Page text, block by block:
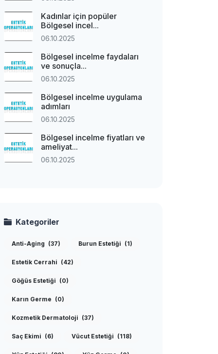
Kadınlar için popüler
Bölgesel incel...
06.10.2025
Bölgesel incelme faydaları
ve sonuçla...
06.10.2025
Bölgesel incelme uygulama
adımları
06.10.2025
Bölgesel incelme fiyatları ve
ameliyat...
06.10.2025
Kategoriler
Anti-Aging (37) Burun Estetiği (1)
Estetik Cerrahi (42)
Göğüs Estetiği (0)
Karın Germe (0)
Kozmetik Dermatoloji (37)
Saç Ekimi (6) Vücut Estetiği (118)